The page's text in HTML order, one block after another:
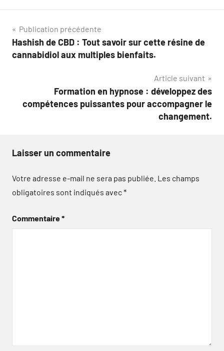
Navigation
de
Publication précédente
Hashish de CBD : Tout savoir sur cette résine de
cannabidiol aux multiples bienfaits.
Article suivant
Formation en hypnose : développez des
compétences puissantes pour accompagner le
changement.
Laisser un commentaire
Votre adresse e-mail ne sera pas publiée. Les champs
obligatoires sont indiqués avec*
Commentaire*